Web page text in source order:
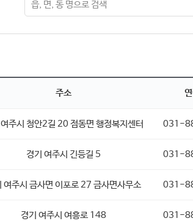
주소
주시 청안2길 20 점동면 행정복지센터 031-
경기 여주시 긴등길 5 031-
여주시 금사면 이포로 27 금사면사무소 031-
경기 여주시 여흥로 148 031-